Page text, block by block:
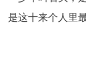
是这十来个人里